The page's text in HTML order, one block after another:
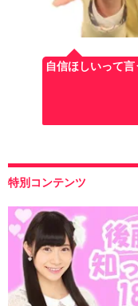
自信ほしいって
特別コンテンツ